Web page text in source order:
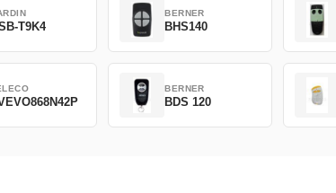
T9K4
BERNER
BHS140
BERNER
BDS 120